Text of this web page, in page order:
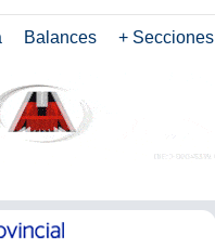
Balances + Secciones